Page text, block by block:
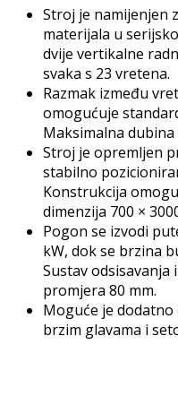
Stroj je namijenjen
materijala u
dvije vertikalne
svaka s 23 vretena.
Razmak između
omogućuje
Maksimalna
Stroj je opremljen
stabilno
Konstrukcija
dimenzija 700 ×
Pogon se izvodi
kW, dok se brzina
Sustav
promjera 80 mm.
Moguće je
brzim glavama i